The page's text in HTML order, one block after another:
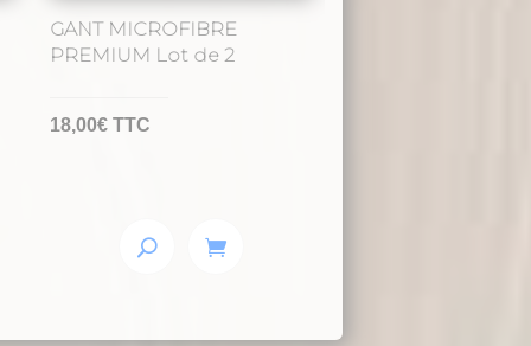
GANT MICROFIBRE
PREMIUM Lot de 2
18,00€ TTC